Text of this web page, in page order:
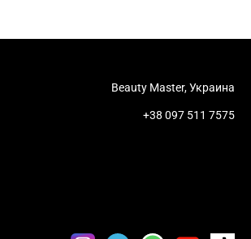
Beauty Master, Украина
+38 097 511 7575